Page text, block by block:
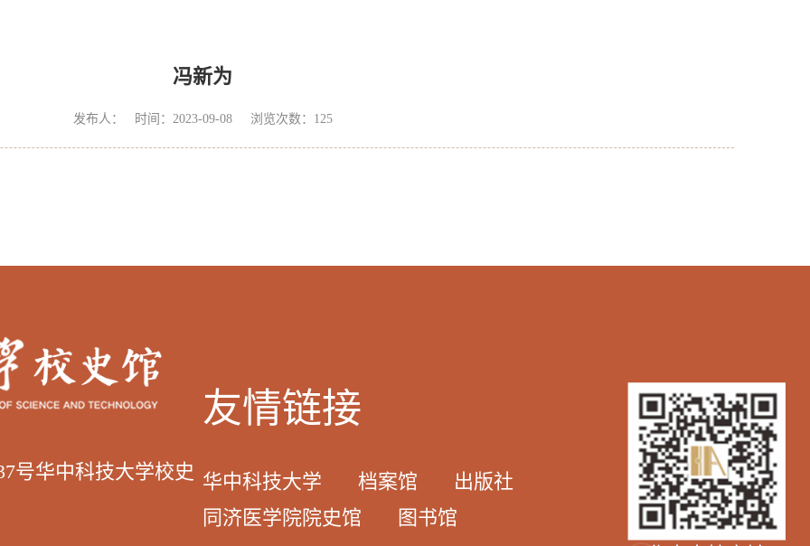
冯新为
发布人： 时间：2023-09-08 浏览次数： 125
号华中科技大学校史
友情链接
华中科技大学 档案馆
出版社
同济医学院院史馆
图书馆